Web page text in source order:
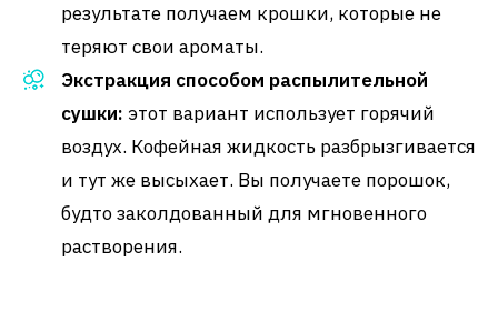
результате получаем крошки, которые не
теряют свои ароматы.
Экстракция способом распылительной
сушки: этот вариант использует горячий
воздух. Кофейная жидкость разбрызгивается
и тут же высыхает. Вы получаете порошок,
будто заколдованный для мгновенного
растворения.